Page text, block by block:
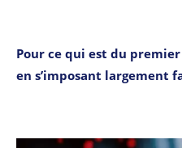
Pour ce qui est du
en s’imposant largement